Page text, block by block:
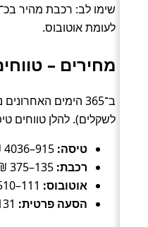
לעומת אוטובוס.
מחירים –
ב־365 הימים
לשקלים). להלן טווחים
טיסה:
רכבת:
אוטובוס:
הסעה פרטית: